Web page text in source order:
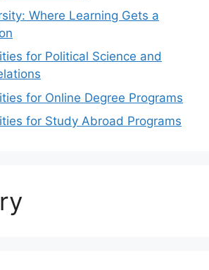
Where Learning Gets a
for Political Science and
for Online Degree Programs
for Study Abroad Programs